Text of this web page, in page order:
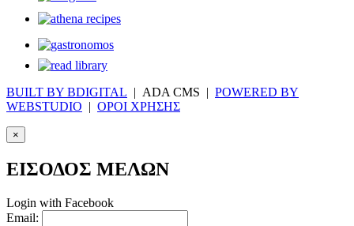
BUILT BY BDIGITAL | ADA CMS | POWERED BY
WEBSTUDIO | ΟΡΟΙ ΧΡΗΣΗΣ
×
ΕΙΣΟΔΟΣ ΜΕΛΩΝ
Login with Facebook
Email: